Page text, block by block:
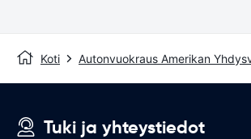
Koti Autonvuokraus Amerikan
Tuki ja yhteystiedot